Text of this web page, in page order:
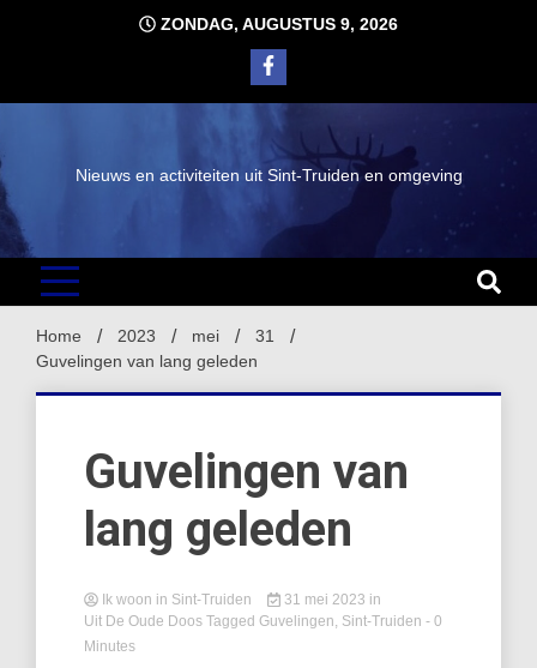
ZONDAG, AUGUSTUS 9, 2026
Nieuws en activiteiten uit Sint-Truiden en omgeving
Home 2023 mei
31
Guvelingen van lang geleden
Guvelingen van
lang geleden
Ik woon in Sint-Truiden 31 mei 2023 in
Uit De Oude Doos Tagged Guvelingen, Sint-Truiden - 0
Minutes